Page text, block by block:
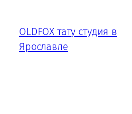
содержимому
OLDFOX тату студия в
Ярославле